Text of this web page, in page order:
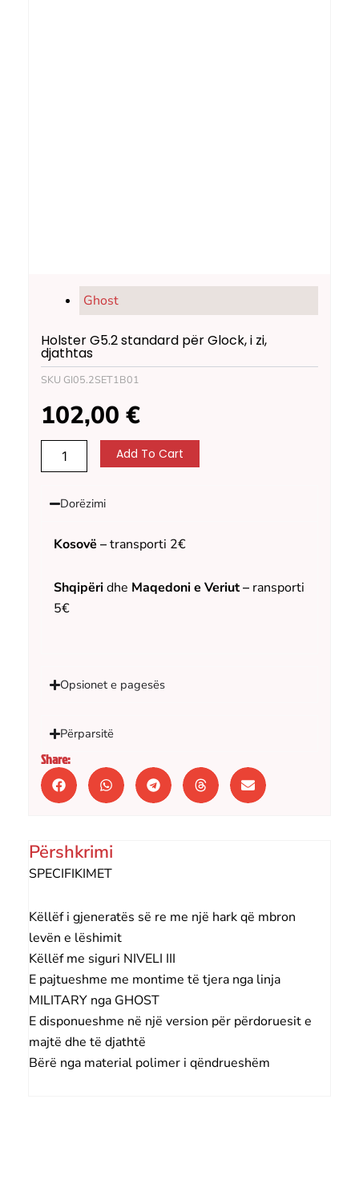
Ghost
Holster G5.2 standard për Glock, i zi,
djathtas
SKU GI05.2SET1B01
102,00 €
Glock,
Add To Cart
Dorëzimi
Kosovë –transporti 2€
Shqipëridhe Maqedoni e Veriut – ransporti
5€
Opsionet e pagesës
Përparsitë
Share:
Përshkrimi
SPECIFIKIMET
Këllëf i gjeneratës së re me një hark që mbron
levën e lëshimit
Këllëf me siguri NIVELI III
E pajtueshme me montime të tjera nga linja
MILITARY nga GHOST
E disponueshme në një version për përdoruesit e
majtë dhe të djathtë
Bërë nga material polimer i qëndrueshëm